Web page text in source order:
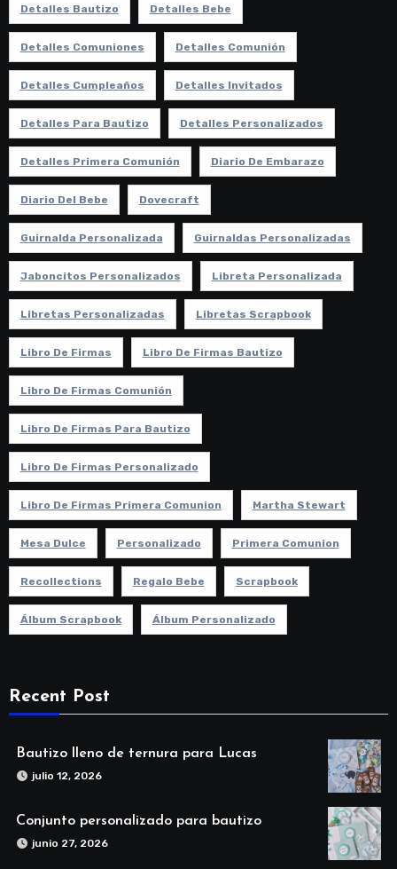
Detalles Bautizo Detalles Bebe
Detalles Comuniones Detalles Comunión
Detalles Cumpleaños Detalles Invitados
Detalles Para Bautizo Detalles Personalizados
Detalles Primera Comunión Diario De Embarazo
Diario Del Bebe Dovecraft
Guirnalda Personalizada Guirnaldas Personalizadas
Jaboncitos Personalizados Libreta Personalizada
Libretas Personalizadas Libretas Scrapbook
Libro De Firmas Libro De Firmas Bautizo
Libro De Firmas Comunión
Libro De Firmas Para Bautizo
Libro De Firmas Personalizado
Libro De Firmas Primera Comunion Martha Stewart
Mesa Dulce Personalizado Primera Comunion
Recollections Regalo Bebe Scrapbook
Álbum Scrapbook Álbum Personalizado
Recent Post
Bautizo lleno de ternura para Lucas
julio 12, 2026
Conjunto personalizado para bautizo
junio 27, 2026